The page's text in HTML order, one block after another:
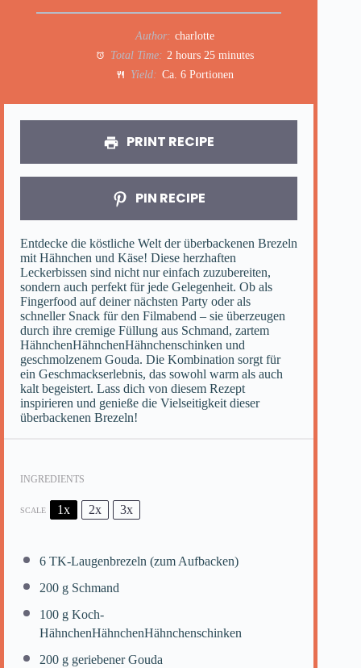
Author: charlotte
Total Time: 2 hours 25 minutes
Yield: Ca. 6 Portionen
PRINT RECIPE
PIN RECIPE
Entdecke die köstliche Welt der überbackenen Brezeln
mit Hähnchen und Käse! Diese herzhaften
Leckerbissen sind nicht nur einfach zuzubereiten,
sondern auch perfekt für jede Gelegenheit. Ob als
Fingerfood auf deiner nächsten Party oder als
schneller Snack für den Filmabend – sie überzeugen
durch ihre cremige Füllung aus Schmand, zartem
HähnchenHähnchenHähnchenschinken und
geschmolzenem Gouda. Die Kombination sorgt für
ein Geschmackserlebnis, das sowohl warm als auch
kalt begeistert. Lass dich von diesem Rezept
inspirieren und genieße die Vielseitigkeit dieser
überbackenen Brezeln!
INGREDIENTS
SCALE 1x 2x 3x
6 TK-Laugenbrezeln (zum Aufbacken)
200 g Schmand
100 g Koch-
HähnchenHähnchenHähnchenschinken
200 g geriebener Gouda